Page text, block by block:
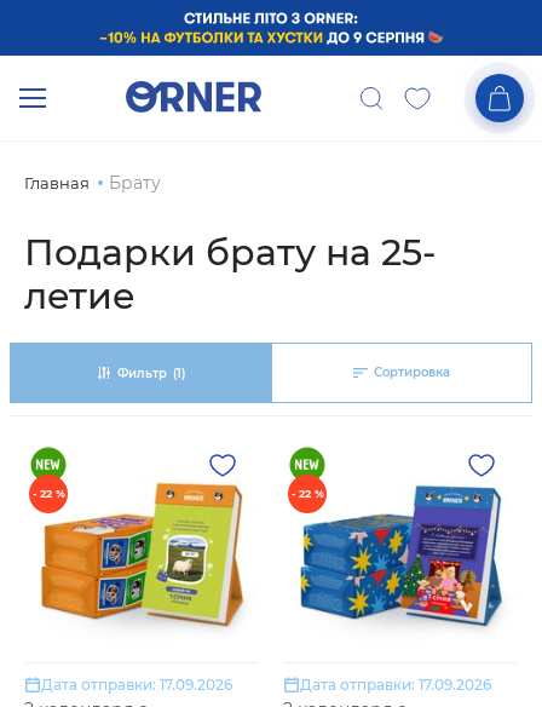
Главная Брату
Подарки брату на 25-
летие
Фильтр (1) Сортировка
- 22 %
Дата отправки: 17.09.2026
- 22 %
Дата отправки: 17.09.2026